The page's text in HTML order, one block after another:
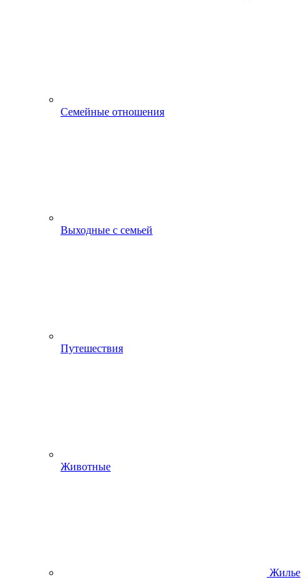
Семейные отношения
Выходные с семьей
Путешествия
Животные
Жилье